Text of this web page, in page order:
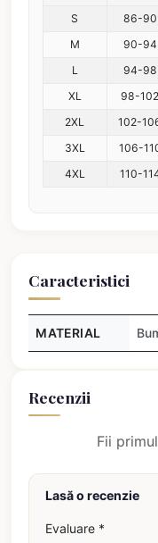
S 86-90
M
90-94
L
94-98
XL
98-
2XL
102-
3XL
106-
4XL
110-
Caracteristici
MATERIAL
Recenzii
Fii
Lasă o recenzie
Evaluare *